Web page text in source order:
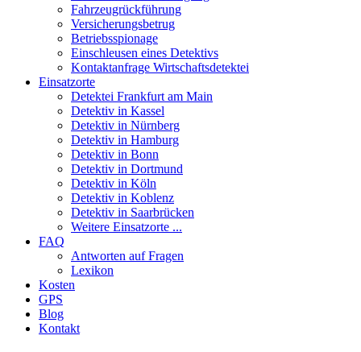
Fahr­zeug­rück­füh­rung
Ver­si­che­rungs­be­trug
Betriebs­spio­na­ge
Ein­schleu­sen eines Detek­tivs
Kon­takt­an­fra­ge Wirtschafts­detektei
Ein­satz­or­te
Detek­tei Frank­furt am Main
Detek­tiv in Kas­sel
Detek­tiv in Nürn­berg
Detek­tiv in Ham­burg
Detek­tiv in Bonn
Detek­tiv in Dort­mund
Detek­tiv in Köln
Detek­tiv in Koblenz
Detek­tiv in Saar­brü­cken
Wei­te­re Ein­satz­or­te ...
FAQ
Ant­wor­ten auf Fra­gen
Lexi­kon
Kos­ten
GPS
Blog
Kon­takt